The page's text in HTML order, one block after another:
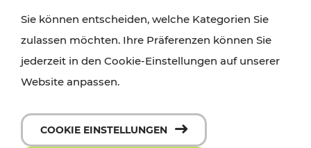
Sie können entscheiden, welche Kategorien Sie
zulassen möchten. Ihre Präferenzen können Sie
jederzeit in den Cookie-Einstellungen auf unserer
Website anpassen.
COOKIE EINSTELLUNGEN